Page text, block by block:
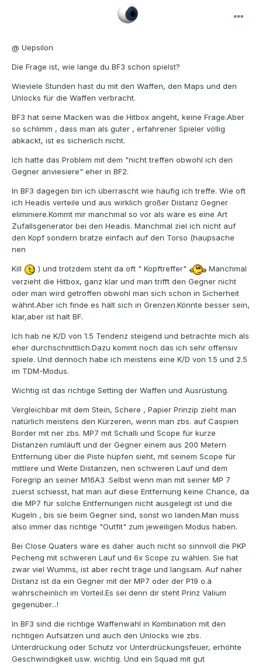
@ Uepsilon
Die Frage ist, wie lange du BF3 schon spielst?
Wieviele Stunden hast du mit den Waffen, den Maps und den
Unlocks für die Waffen verbracht.
BF3 hat seine Macken was die Hitbox angeht, keine Frage.Aber
so schlimm , dass man als guter , erfahrener Spieler völlig
abkackt, ist es sicherlich nicht.
Ich hatte das Problem mit dem "nicht treffen obwohl ich den
Gegner anviesiere" eher in BF2.
In BF3 dagegen bin ich überrascht wie häufig ich treffe. Wie oft
ich Headis verteile und aus wirklich großer Distanz Gegner
eliminiere.Kommt mir manchmal so vor als wäre es eine Art
Zufallsgenerator bei den Headis. Manchmal ziel ich nicht auf
den Kopf sondern bratze einfach auf den Torso (haupsache
nen
Kill ) und trotzdem steht da oft " Kopftreffer"
Manchmal
verzieht die Hitbox, ganz klar und man trifft den Gegner nicht
oder man wird getroffen obwohl man sich schon in Sicherheit
wähnt.Aber ich finde es hält sich in Grenzen.Könnte besser sein,
klar,aber ist halt BF.
Ich hab ne K/D von 1.5 Tendenz steigend und betrachte mich als
eher durchschnittlich.Dazu kommt noch das ich sehr offensiv
spiele. Und dennoch habe ich meistens eine K/D von 1.5 und 2.5
im TDM-Modus.
Wichtig ist das richtige Setting der Waffen und Ausrüstung.
Vergleichbar mit dem Stein, Schere , Papier Prinzip zieht man
natürlich meistens den Kürzeren, wenn man zbs. auf Caspien
Border mit ner zbs. MP7 mit Schalli und Scope für kurze
Distanzen rumläuft und der Gegner einem aus 200 Metern
Entfernung über die Piste hüpfen sieht, mit seinem Scope für
mittlere und Weite Distanzen, nen schweren Lauf und dem
Foregrip an seiner M16A3 .Selbst wenn man mit seiner MP 7
zuerst schiesst, hat man auf diese Entfernung keine Chance, da
die MP7 für solche Entfernungen nicht ausgelegt ist und die
Kugeln , bis sie beim Gegner sind, sonst wo landen.Man muss
also immer das richtige "Outfit" zum jeweiligen Modus haben.
Bei Close Quaters wäre es daher auch nicht so sinnvoll die PKP
Pecheng mit schweren Lauf und 6x Scope zu wählen. Sie hat
zwar viel Wumms, ist aber recht träge und langsam. Auf naher
Distanz ist da ein Gegner mit der MP7 oder der P19 o.ä
wahrscheinlich im Vorteil.Es sei denn dir steht Prinz Valium
gegenüber...!
In BF3 sind die richtige Waffenwahl in Kombination mit den
richtigen Aufsätzen und auch den Unlocks wie zbs.
Unterdrückung oder Schutz vor Unterdrückungsfeuer, erhöhte
Geschwindigkeit usw. wichtig. Und ein Squad mit gut